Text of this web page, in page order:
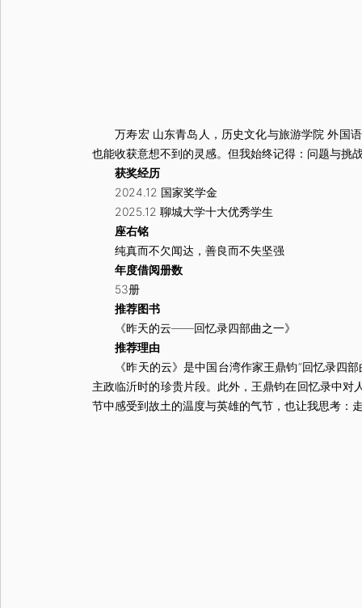
万寿宏 山东青岛人，历史文化与旅游学院 外国语
也能收获意想不到的灵感。但我始终记得：问题与挑
获奖经历
2024.12 国家奖学金
2025.12 聊城大学十大优秀学生
座右铭
纯真而不欠闻达，善良而不失坚强
年度借阅册数
53册
推荐图书
《昨天的云——回忆录四部曲之一》
推荐理由
《昨天的云》是中国台湾作家王鼎钧“回忆录四部
主政临沂时的珍贵片段。此外，王鼎钧在回忆录中
节中感受到故土的温度与英雄的气节，也让我思考：